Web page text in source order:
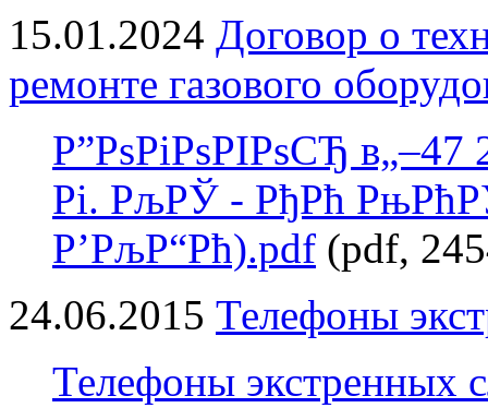
15.01.2024 Договор о
ремонте газового
Р”РѕРіРѕРІРѕСЂ
Рі. РљРЎ - РђРћ
Р’РљР“Рћ).pdf (pdf,
24.06.2015 Телефоны
Телефоны экстренных